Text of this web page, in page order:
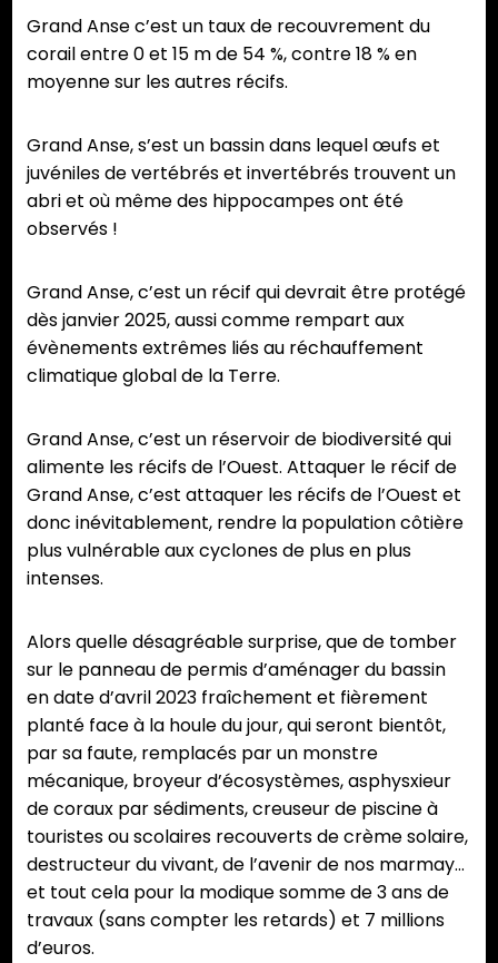
Grand Anse c’est un taux de recouvrement du
corail entre 0 et 15 m de 54 %, contre 18 % en
moyenne sur les autres récifs.
Grand Anse, s’est un bassin dans lequel œufs et
juvéniles de vertébrés et invertébrés trouvent un
abri et où même des hippocampes ont été
observés !
Grand Anse, c’est un récif qui devrait être protégé
dès janvier 2025, aussi comme rempart aux
évènements extrêmes liés au réchauffement
climatique global de la Terre.
Grand Anse, c’est un réservoir de biodiversité qui
alimente les récifs de l’Ouest. Attaquer le récif de
Grand Anse, c’est attaquer les récifs de l’Ouest et
donc inévitablement, rendre la population côtière
plus vulnérable aux cyclones de plus en plus
intenses.
Alors quelle désagréable surprise, que de tomber
sur le panneau de permis d’aménager du bassin
en date d’avril 2023 fraîchement et fièrement
planté face à la houle du jour, qui seront bientôt,
par sa faute, remplacés par un monstre
mécanique, broyeur d’écosystèmes, asphysxieur
de coraux par sédiments, creuseur de piscine à
touristes ou scolaires recouverts de crème solaire,
destructeur du vivant, de l’avenir de nos marmay…
et tout cela pour la modique somme de 3 ans de
travaux (sans compter les retards) et 7 millions
d’euros.